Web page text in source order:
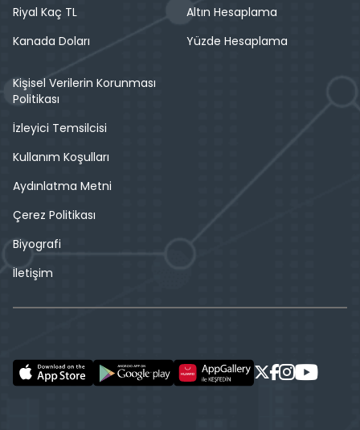
Riyal Kaç TL
Kanada Doları
Altın Hesaplama
Yüzde Hesaplama
Kişisel Verilerin Korunması
Politikası
İzleyici Temsilcisi
Kullanım Koşulları
Aydınlatma Metni
Çerez Politikası
Biyografi
İletişim